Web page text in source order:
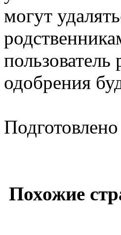
могут
пользователь
одобрения
Похожие